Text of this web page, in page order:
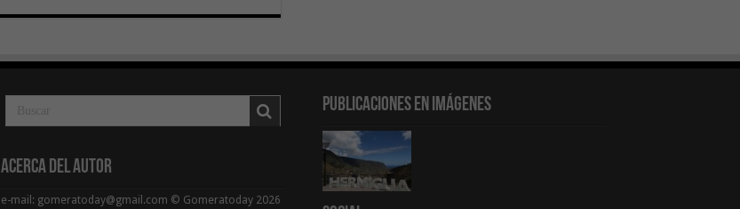
Acerca del Autor
e-mail: gomeratoday@gmail.com © Gomeratoday 2026
Publicaciones en Imágenes